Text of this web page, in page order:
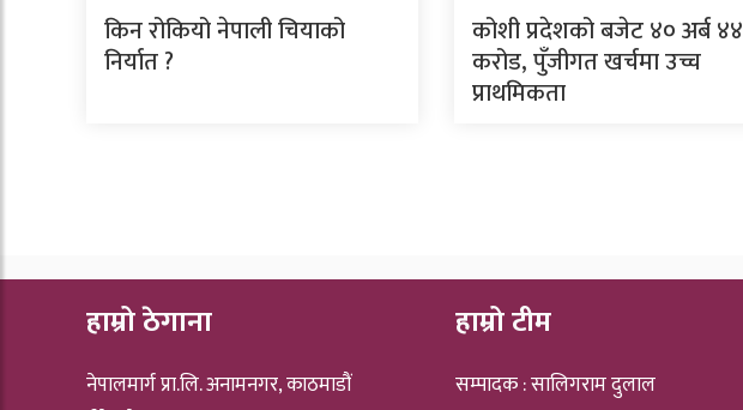
किन रोकियो नेपाली चियाको
निर्यात ?
कोशी प्रदेशको बजेट ४० अर्ब ४४
करोड, पुँजीगत खर्चमा उच्च
प्राथमिकता
हाम्रो ठेगाना
नेपालमार्ग प्रा.लि. अनामनगर, काठमाडौं
हाम्रो टीम
सम्पादक : सालिगराम दुलाल